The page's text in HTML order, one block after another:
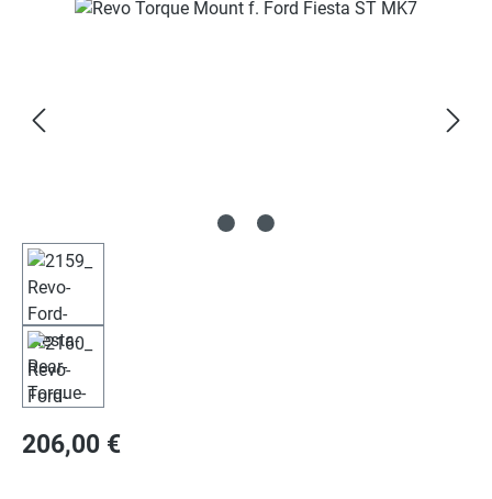
Bildergalerie überspringen
Regulärer Preis:
206,00 €